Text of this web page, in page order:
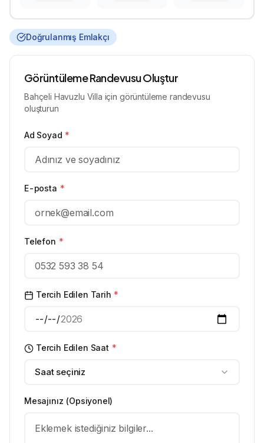
Doğrulanmış Emlakçı
Görüntüleme Randevusu Oluştur
Bahçeli Havuzlu Villa için görüntüleme randevusu
oluşturun
Ad Soyad *
E-posta *
Telefon *
Tercih Edilen Tarih *
Tercih Edilen Saat *
Saat seçiniz
Mesajınız (Opsiyonel)